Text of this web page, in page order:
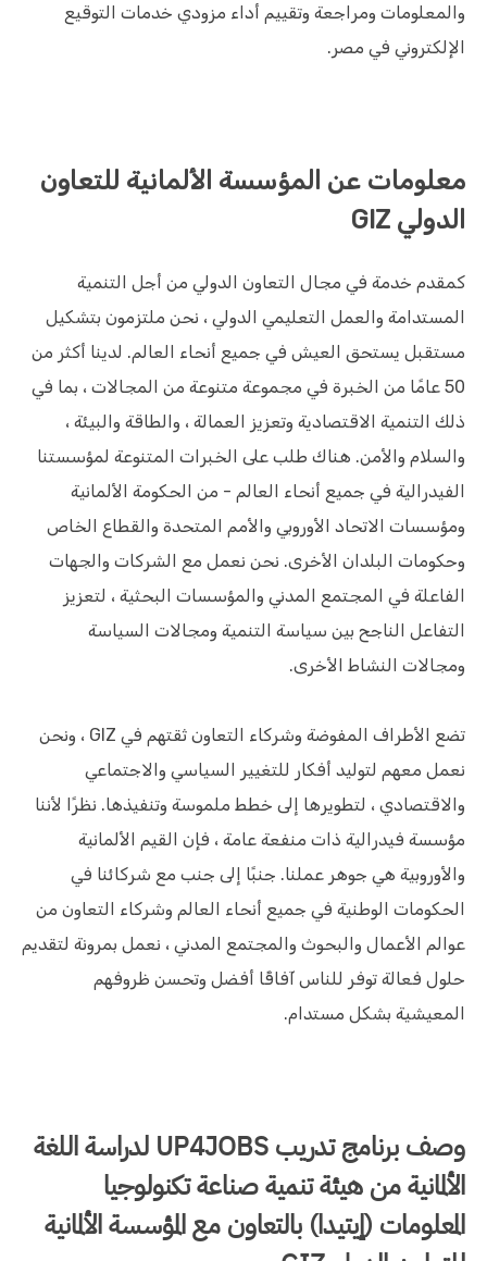
والمعلومات ومراجعة وتقييم أداء مزودي خدمات التوقيع
الإلكتروني في مصر.
معلومات عن المؤسسة الألمانية للتعاون
الدولي GIZ
كمقدم خدمة في مجال التعاون الدولي من أجل التنمية
المستدامة والعمل التعليمي الدولي ، نحن ملتزمون بتشكيل
مستقبل يستحق العيش في جميع أنحاء العالم. لدينا أكثر من
50 عامًا من الخبرة في مجموعة متنوعة من المجالات ، بما في
ذلك التنمية الاقتصادية وتعزيز العمالة ، والطاقة والبيئة ،
والسلام والأمن. هناك طلب على الخبرات المتنوعة لمؤسستنا
الفيدرالية في جميع أنحاء العالم - من الحكومة الألمانية
ومؤسسات الاتحاد الأوروبي والأمم المتحدة والقطاع الخاص
وحكومات البلدان الأخرى. نحن نعمل مع الشركات والجهات
الفاعلة في المجتمع المدني والمؤسسات البحثية ، لتعزيز
التفاعل الناجح بين سياسة التنمية ومجالات السياسة
ومجالات النشاط الأخرى.
تضع الأطراف المفوضة وشركاء التعاون ثقتهم في GIZ ، ونحن
نعمل معهم لتوليد أفكار للتغيير السياسي والاجتماعي
والاقتصادي ، لتطويرها إلى خطط ملموسة وتنفيذها. نظرًا لأننا
مؤسسة فيدرالية ذات منفعة عامة ، فإن القيم الألمانية
والأوروبية هي جوهر عملنا. جنبًا إلى جنب مع شركائنا في
الحكومات الوطنية في جميع أنحاء العالم وشركاء التعاون من
عوالم الأعمال والبحوث والمجتمع المدني ، نعمل بمرونة لتقديم
حلول فعالة توفر للناس آفاقًا أفضل وتحسن ظروفهم
المعيشية بشكل مستدام.
وصف برنامج تدريب UP4JOBS لدراسة اللغة
الألمانية من هيئة تنمية صناعة تكنولوجيا
المعلومات (إيتيدا) بالتعاون مع المؤسسة الألمانية